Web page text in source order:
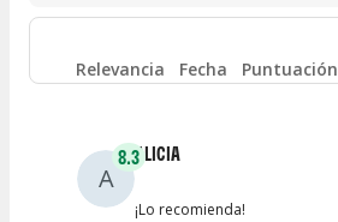
Entre 4 y 6 30
Entre 0 y 2
Relevancia Fecha Puntuación
A
8.3ALICIA
¡Lo recomienda!